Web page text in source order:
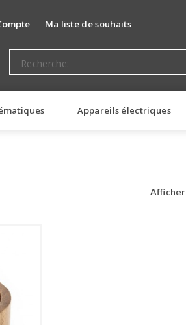
Ma liste de souhaits
Appareils électriques
Afficher